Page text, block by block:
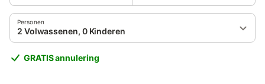
Personen
2 Volwassenen, 0 Kinderen
GRATIS annulering